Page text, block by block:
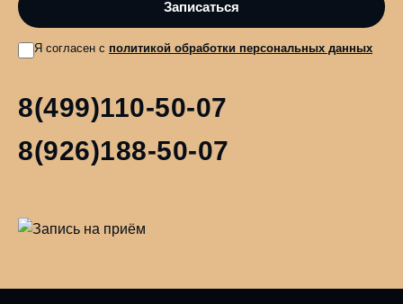
Я согласен с политикой обработки персональных данных
8(499)110-50-07
8(926)188-50-07